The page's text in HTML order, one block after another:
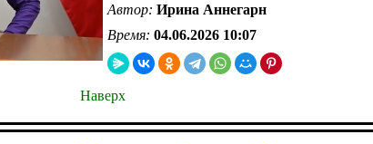
Автор: Ирина Аннегарн
Время: 04.06.2026 10:07
Наверх